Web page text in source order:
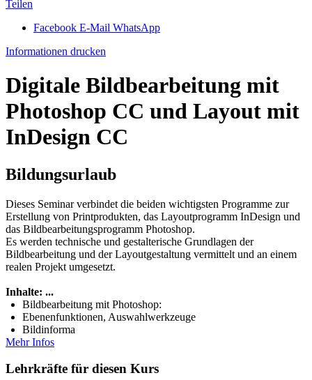
Teilen
Facebook E-Mail WhatsApp
Informationen drucken
Digitale Bildbearbeitung mit
Photoshop CC und Layout mit
InDesign CC
Bildungsurlaub
Dieses Seminar verbindet die beiden wichtigsten Programme zur
Erstellung von Printprodukten, das Layoutprogramm InDesign und
das Bildbearbeitungsprogramm Photoshop.
Es werden technische und gestalterische Grundlagen der
Bildbearbeitung und der Layoutgestaltung vermittelt und an einem
realen Projekt umgesetzt.
Inhalte: ...
Bildbearbeitung mit Photoshop:
Ebenenfunktionen, Auswahlwerkzeuge
Bildinforma
Mehr Infos
Lehrkräfte für diesen Kurs